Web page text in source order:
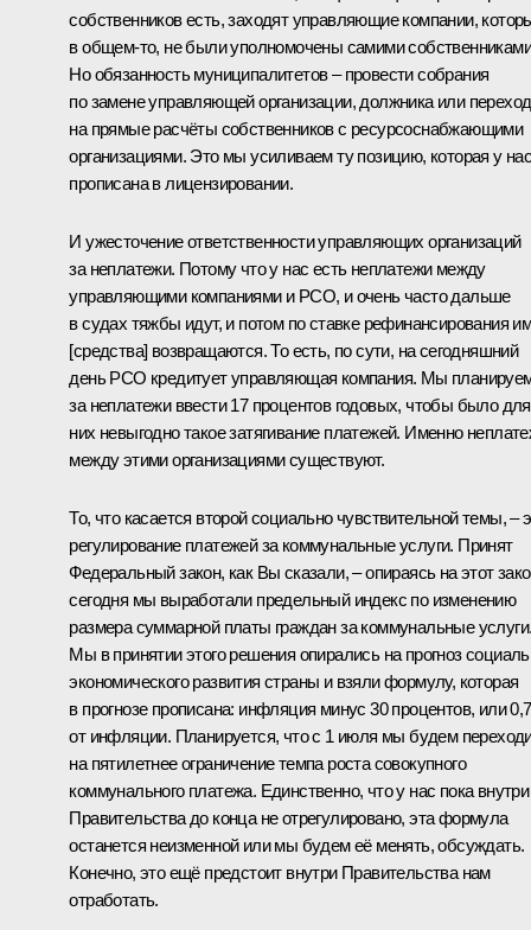
собственников есть, заходят управляющие компании,
в общем‑то, не были уполномочены самими
Но обязанность муниципалитетов – провести собрания
по замене управляющей организации, должника или переход
на прямые расчёты собственников с ресурсоснабжающими
организациями. Это мы усиливаем ту позицию, которая у
прописана в лицензировании.
И ужесточение ответственности управляющих организаций
за неплатежи. Потому что у нас есть неплатежи между
управляющими компаниями и РСО, и очень часто дальше
в судах тяжбы идут, и потом по ставке рефинансирования
[средства] возвращаются. То есть, по сути, на сегодняшний
день РСО кредитует управляющая компания. Мы
за неплатежи ввести 17 процентов годовых, чтобы было для
них невыгодно такое затягивание платежей. Именно
между этими организациями существуют.
То, что касается второй социально чувствительной темы, –
регулирование платежей за коммунальные услуги. Принят
Федеральный закон, как Вы сказали, – опираясь на этот
сегодня мы выработали предельный индекс по изменению
размера суммарной платы граждан за коммунальные
Мы в принятии этого решения опирались на прогноз
экономического развития страны и взяли формулу, которая
в прогнозе прописана: инфляция минус 30 процентов, или 0,7
от инфляции. Планируется, что с 1 июля мы будем
на пятилетнее ограничение темпа роста совокупного
коммунального платежа. Единственно, что у нас пока внутри
Правительства до конца не отрегулировано, эта формула
останется неизменной или мы будем её менять, обсуждать.
Конечно, это ещё предстоит внутри Правительства нам
отработать.